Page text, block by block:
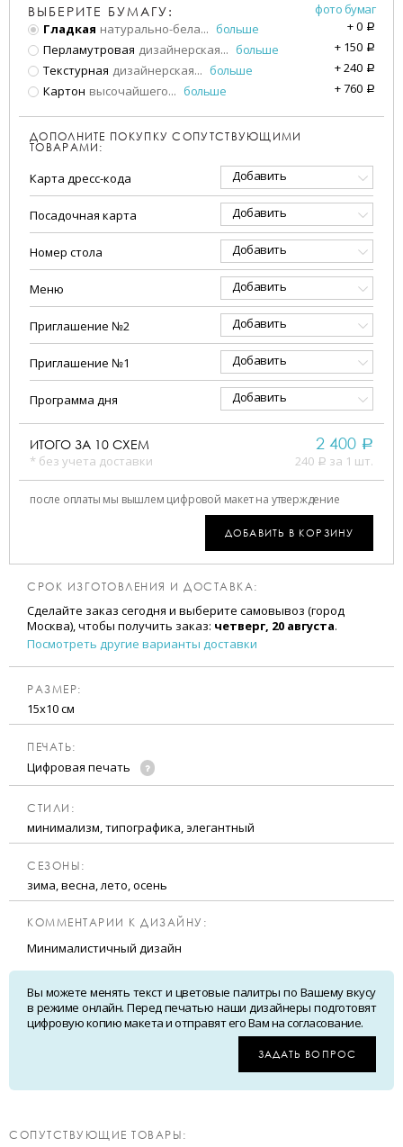
ВЫБЕРИТЕ БУМАГУ:
фото бумаг
Гладкая натурально-бела... больше +0 a
Перламутровая дизайнерская... больше + 150 a
Текстурная дизайнерская... больше +240 a
Картон высочайшего... больше +760 a
ДОПОЛНИТЕ ПОКУПКУ СОПУТСТВУЮЩИМИ
ТОВАРАМИ:
Карта дресс-кода Добавить
Посадочная карта Добавить
Номер стола Добавить
Меню Добавить
Приглашение №2 Добавить
Приглашение №1 Добавить
Программа дня Добавить
ИТОГО ЗА 10 СХЕМ
* без учета доставки
2 400 a
240 a за 1 шт.
после оплаты мы вышлем цифровой макет на утверждение
ДОБАВИТЬ В КОРЗИНУ
СРОК ИЗГОТОВЛЕНИЯ И ДОСТАВКА:
Сделайте заказ сегодня и выберите самовывоз (город
Москва), чтобы получить заказ: четверг, 20 августа.
Посмотреть другие варианты доставки
РАЗМЕР:
15х10 см
ПЕЧАТЬ:
Цифровая печать
CТИЛИ:
минимализм, типографика, элегантный
CЕЗОНЫ:
зима, весна, лето, осень
КОММЕНТАРИИ К ДИЗАЙНУ:
Минималистичный дизайн
Вы можете менять текст и цветовые палитры по Вашему вкусу
в режиме онлайн. Перед печатью наши дизайнеры подготовят
цифровую копию макета и отправят его Вам на согласование.
ЗАДАТЬ ВОПРОС
CОПУТСТВУЮЩИЕ ТОВАРЫ: